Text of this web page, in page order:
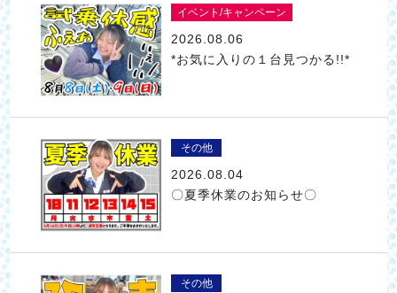
イベント/キャンペーン
2026.08.06
*お気に入りの１台見つかる!!*
その他
2026.08.04
〇夏季休業のお知らせ〇
その他